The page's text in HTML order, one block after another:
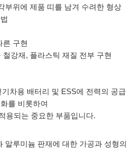
부위에 제품 띠를 남겨 수려한 형상
른 구현
철강재, 플라스틱 재질 전부 구현
차용 배터리 및 ESS에 전력의 공급
를 비롯하여
용되는 중요한 부품입니다.
알루미늄 판재에 대한 가공과 성형의